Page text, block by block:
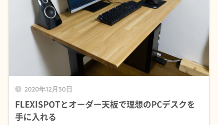
2020年12月30日
FLEXISPOTとオーダー天板で理想のPCデスクを
手に入れる